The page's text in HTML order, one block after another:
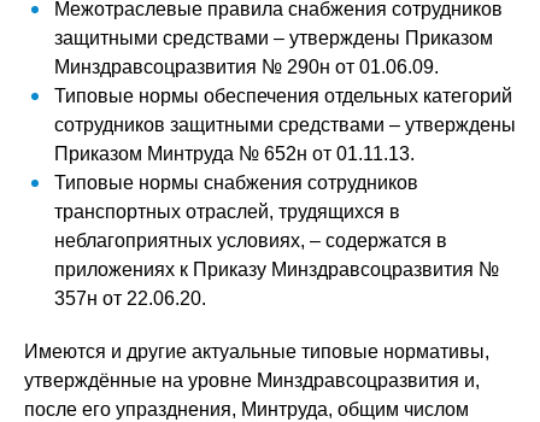
Межотраслевые правила снабжения сотрудников
защитными средствами – утверждены Приказом
Минздравсоцразвития № 290н от 01.06.09.
Типовые нормы обеспечения отдельных категорий
сотрудников защитными средствами – утверждены
Приказом Минтруда № 652н от 01.11.13.
Типовые нормы снабжения сотрудников
транспортных отраслей, трудящихся в
неблагоприятных условиях, – содержатся в
приложениях к Приказу Минздравсоцразвития №
357н от 22.06.20.
Имеются и другие актуальные типовые нормативы,
утверждённые на уровне Минздравсоцразвития и,
после его упразднения, Минтруда, общим числом